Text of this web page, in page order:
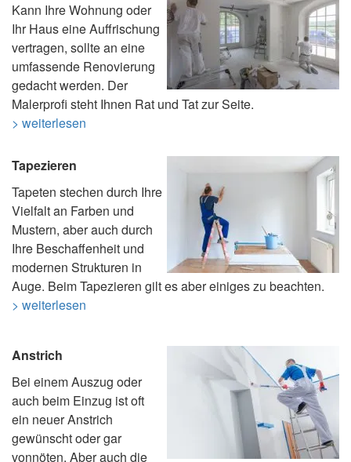
Kann Ihre Wohnung oder
Ihr Haus eine Auffrischung
vertragen, sollte an eine
umfassende Renovierung
gedacht werden. Der
Malerprofi steht Ihnen Rat und Tat zur Seite.
> weiterlesen
Tapezieren
Tapeten stechen durch Ihre
Vielfalt an Farben und
Mustern, aber auch durch
Ihre Beschaffenheit und
modernen Strukturen in
Auge. Beim Tapezieren gilt es aber einiges zu beachten.
> weiterlesen
Anstrich
Bei einem Auszug oder
auch beim Einzug ist oft
ein neuer Anstrich
gewünscht oder gar
vonnöten. Aber auch die